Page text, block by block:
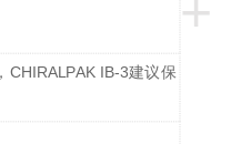
IB-3建议保